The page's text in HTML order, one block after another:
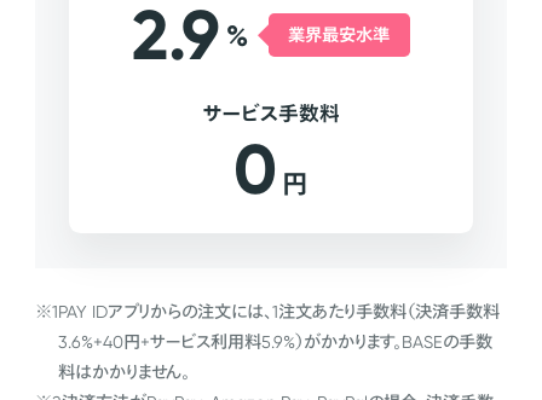
2.9 % 業界最安水準
サービス手数料
0 円
※1PAY IDアプリからの注文には、1注文あたり手数料（決済手数料
3.6%+40円+サービス利用料5.9%）がかかります。BASEの手数
料はかかりません。